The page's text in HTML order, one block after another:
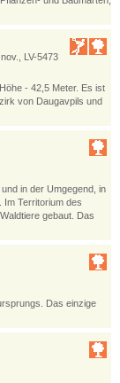
LV-5473
- 42,5 Meter. Es ist
von Daugavpils und
in der Umgegend, in
Territorium des
gebaut. Das
Das einzige